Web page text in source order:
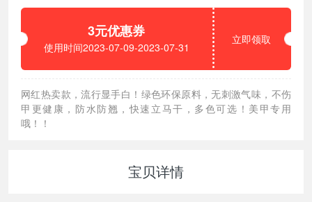
3元优惠券
使用时间2023-07-09-2023-07-31
立即领取
网红热卖款，流行显手白！绿色环保原料，无刺激气味，不伤
甲更健康，防水防翘，快速立马干，多色可选！美甲专用
哦！！
宝贝详情